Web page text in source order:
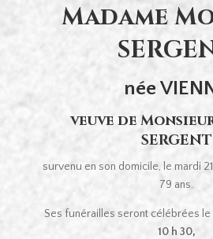
Madame
née
veuve de
SERGENT
survenu en son domicile, le mardi
79 ans.
Ses funérailles seront célébrées le
10 h 30,